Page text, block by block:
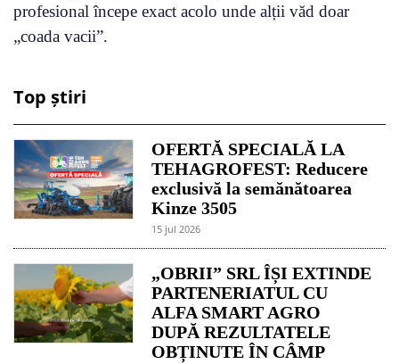
profesional începe exact acolo unde alții văd doar
„coada vacii”.
Top știri
OFERTĂ SPECIALĂ LA
TEHAGROFEST: Reducere
exclusivă la semănătoarea
Kinze 3505
15 jul 2026
„OBRII” SRL ÎȘI EXTINDE
PARTENERIATUL CU
ALFA SMART AGRO
DUPĂ REZULTATELE
OBȚINUTE ÎN CÂMP